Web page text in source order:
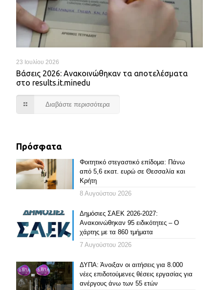
23 Ιουλίου 2026
Βάσεις 2026: Ανακοινώθηκαν τα αποτελέσματα
στο results.it.minedu
Διαβάστε περισσότερα
Πρόσφατα
Φοιτητικό στεγαστικό επίδομα: Πάνω
από 5,6 εκατ. ευρώ σε Θεσσαλία και
Κρήτη
8 Αυγούστου 2026
Δημόσιες ΣΑΕΚ 2026-2027:
Ανακοινώθηκαν 95 ειδικότητες – Ο
χάρτης με τα 860 τμήματα
7 Αυγούστου 2026
ΔΥΠΑ: Άνοιξαν οι αιτήσεις για 8.000
νέες επιδοτούμενες θέσεις εργασίας για
ανέργους άνω των 55 ετών